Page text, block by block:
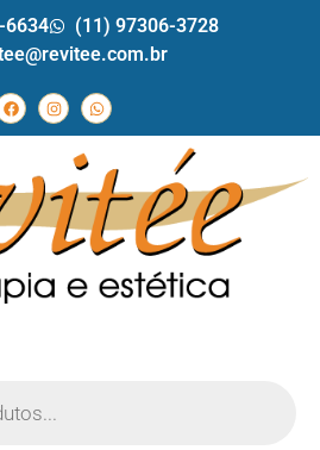
6634
(11) 97306-3728